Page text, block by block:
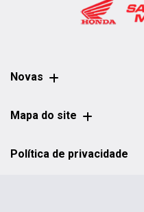
Novas
Mapa do site
Política de privacidade